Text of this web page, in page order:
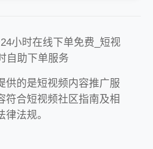
小时在线下单免费_短视
自助下单服务
供的是短视频内容推广服
符合短视频社区指南及相
律法规。